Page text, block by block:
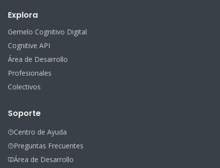
Explora
Gemelo Cognitivo Digital
Cognitive API
Área de Desarrollo
Profesionales
Colectivos
Soporte
Centro de Ayuda
Preguntas Frecuentes
Área de Desarrollo